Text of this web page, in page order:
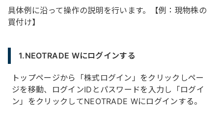
具体例に沿って操作の説明を行います。【例：現物株の
買付け】
1.NEOTRADE Wにログインする
トップページから「株式ログイン」をクリックしペー
ジを移動、ログインIDとパスワードを入力し「ログイ
ン」をクリックしてNEOTRADE Wにログインする。